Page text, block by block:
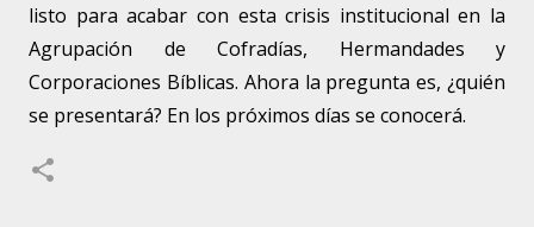
listo para acabar con esta crisis institucional en la
Agrupación de Cofradías, Hermandades y
Corporaciones Bíblicas. Ahora la pregunta es, ¿quién
se presentará? En los próximos días se conocerá.